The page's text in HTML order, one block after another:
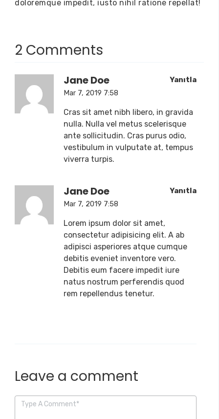
doloremque impedit, iusto nihil ratione repellat!
2 Comments
Jane Doe Yanıtla
Mar 7, 2019 7:58
Cras sit amet nibh libero, in gravida
nulla. Nulla vel metus scelerisque
ante sollicitudin. Cras purus odio,
vestibulum in vulputate at, tempus
viverra turpis.
Jane Doe Yanıtla
Mar 7, 2019 7:58
Lorem ipsum dolor sit amet,
consectetur adipisicing elit. A ab
adipisci asperiores atque cumque
debitis eveniet inventore vero.
Debitis eum facere impedit iure
natus nostrum perferendis quod
rem repellendus tenetur.
Leave a comment